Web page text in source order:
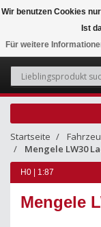
Startseite
Mengele LW30
H0 | 1:87
Mengele
Wir benutzen Cookies
Ist
Für weitere